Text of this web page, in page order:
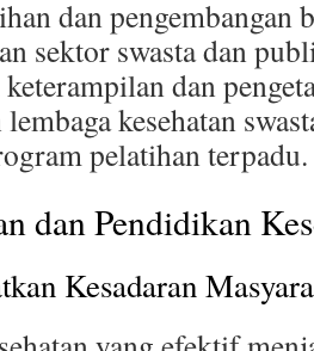
dan pengembangan
sektor swasta dan
dan
lembaga kesehatan
pelatihan terpadu.
dan Pendidikan
Kesadaran